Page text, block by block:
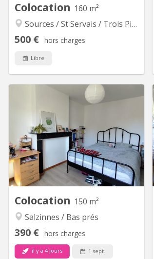
Colocation 160 m²
Sources / St Servais / Trois Piliers
500 € hors charges
Libre
Colocation 150 m²
Salzinnes / Bas prés
390 € hors charges
il y a 4 jours 1 sept.
KN 5778
🏡 chambre colocation salzinnes Une
chambre disponible dans une
colocation féminine étudiante à
Salzinnes, disponible à partir du 1er
septembre 2026 ! 🙂 - Chambre de
16m² - 2 salles de bain, à partager
avec 3 autres colocataires - Chambre
située au 2eme étage La colocation: -